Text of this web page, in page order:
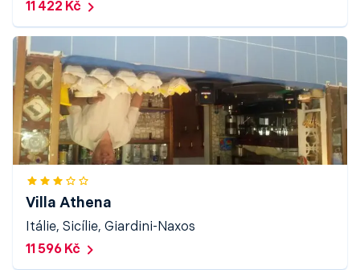
11 422 Kč
Villa Athena
Itálie, Sicílie, Giardini-Naxos
11 596 Kč